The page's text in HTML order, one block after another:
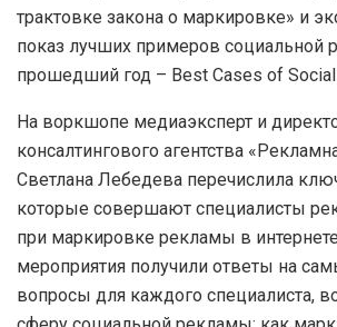
трактовке закона о маркировке» и
показ лучших примеров социальной
прошедший год – Best Cases of
На воркшопе медиаэксперт и
консалтингового агентства
Светлана Лебедева перечислила
которые совершают специалисты
при маркировке рекламы в
мероприятия получили ответы на
вопросы для каждого специалиста,